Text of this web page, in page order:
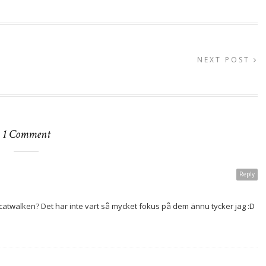
NEXT POST
1 Comment
Reply
Det har inte vart så mycket fokus på dem ännu tycker jag :D